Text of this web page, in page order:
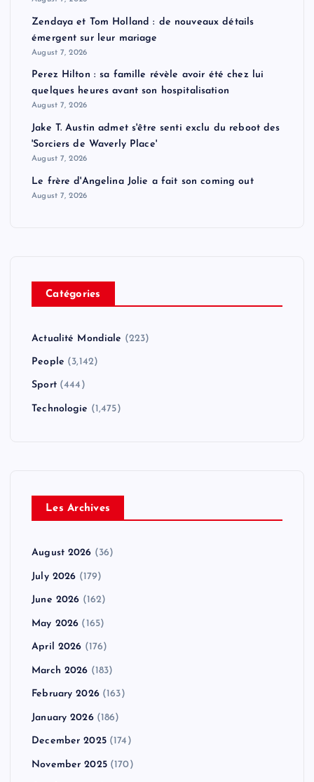
Zendaya et Tom Holland : de nouveaux détails
émergent sur leur mariage
August 7, 2026
Perez Hilton : sa famille révèle avoir été chez lui
quelques heures avant son hospitalisation
August 7, 2026
Jake T. Austin admet s'être senti exclu du reboot des
'Sorciers de Waverly Place'
August 7, 2026
Le frère d'Angelina Jolie a fait son coming out
August 7, 2026
Catégories
Actualité Mondiale (223)
People (3,142)
Sport(444)
Technologie (1,475)
Les Archives
August 2026 (36)
July 2026 (179)
June 2026 (162)
May 2026 (165)
April 2026 (176)
March 2026 (183)
February 2026(163)
January 2026(186)
December 2025(174)
November 2025(170)